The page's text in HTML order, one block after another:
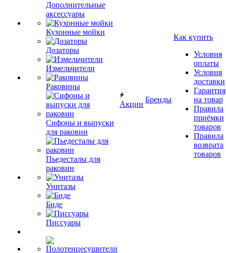
Дополнительные
аксессуары
Кухонные мойки
Дозаторы
Измельчители
Раковины
Сифоны и выпуски
для раковин
Пьедесталы для
раковин
Унитазы
Биде
Писсуары
Акции
Бренды
Как купить
Условия
оплаты
Условия
доставки
Гарантия
на товар
Правила
приёмки
товаров
Правила
возврата
товаров